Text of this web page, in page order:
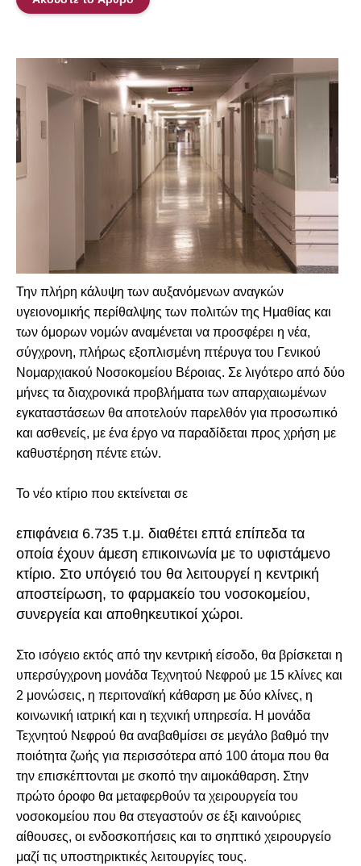
Την πλήρη κάλυψη των αυξανόμενων αναγκών
υγειονομικής περίθαλψης των πολιτών της Ημαθίας και
των όμορων νομών αναμένεται να προσφέρει η νέα,
σύγχρονη, πλήρως εξοπλισμένη πτέρυγα του Γενικού
Νομαρχιακού Νοσοκομείου Βέροιας. Σε λιγότερο από δύο
μήνες τα διαχρονικά προβλήματα των απαρχαιωμένων
εγκαταστάσεων θα αποτελούν παρελθόν για προσωπικό
και ασθενείς, με ένα έργο να παραδίδεται προς χρήση με
καθυστέρηση πέντε ετών.
Το νέο κτίριο που εκτείνεται σε
επιφάνεια 6.735 τ.μ. διαθέτει επτά επίπεδα τα
οποία έχουν άμεση επικοινωνία με το υφιστάμενο
κτίριο. Στο υπόγειό του θα λειτουργεί η κεντρική
αποστείρωση, το φαρμακείο του νοσοκομείου,
συνεργεία και αποθηκευτικοί χώροι.
Στο ισόγειο εκτός από την κεντρική είσοδο, θα βρίσκεται η
υπερσύγχρονη μονάδα Τεχνητού Νεφρού με 15 κλίνες και
2 μονώσεις, η περιτοναϊκή κάθαρση με δύο κλίνες, η
κοινωνική ιατρική και η τεχνική υπηρεσία. Η μονάδα
Τεχνητού Νεφρού θα αναβαθμίσει σε μεγάλο βαθμό την
ποιότητα ζωής για περισσότερα από 100 άτομα που θα
την επισκέπτονται με σκοπό την αιμοκάθαρση. Στην
πρώτο όροφο θα μεταφερθούν τα χειρουργεία του
νοσοκομείου που θα στεγαστούν σε έξι καινούριες
αίθουσες, οι ενδοσκοπήσεις και το σηπτικό χειρουργείο
μαζί τις υποστηρικτικές λειτουργίες τους.